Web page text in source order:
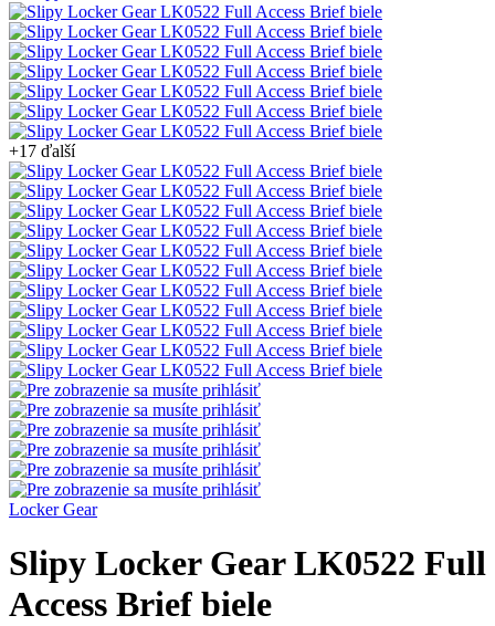
+17 ďalší
Locker Gear
Slipy Locker Gear LK0522 Full
Access Brief biele